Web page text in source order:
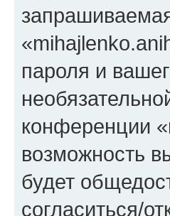
пароля и
конференции
возможность
будет
согласиться/